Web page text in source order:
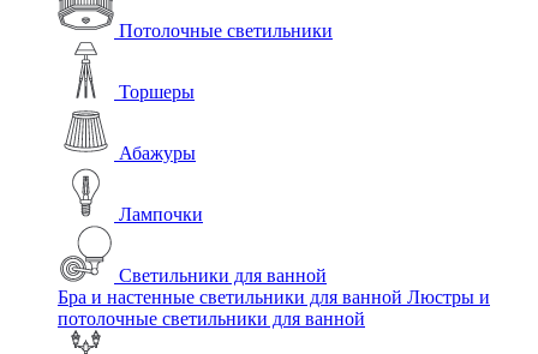
Потолочные светильники
Торшеры
Абажуры
Лампочки
Светильники для ванной
Бра и настенные светильники для ванной Люстры и
потолочные светильники для ванной